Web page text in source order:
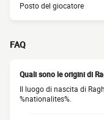
Posto del giocatore
FAQ
Quali sono le origini di
Il luogo di nascita di
%nationalites%.